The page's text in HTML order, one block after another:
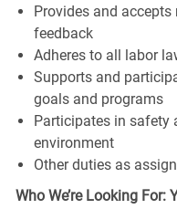
Provides and
feedback
Adheres to all labor
Supports and
goals and programs
Participates in safety
environment
Other duties as
Who We’re Looking For: